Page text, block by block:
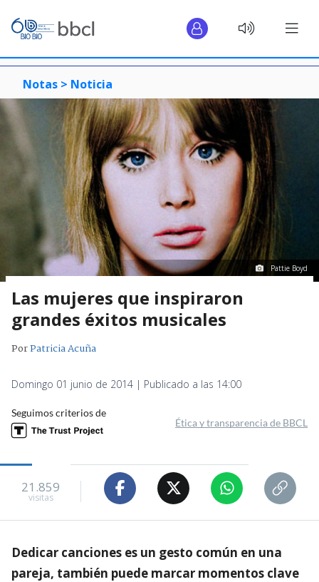
Notas > Noticia
Pattie Boyd
Las mujeres que inspiraron
grandes éxitos musicales
PorPatricia Acuña
Domingo 01 junio de 2014 | Publicado a las 14:00
Seguimos criterios de
Ética y transparencia de BBCL
21.859
visitas
Dedicar canciones es un gesto común en una
pareja, también puede marcar momentos clave